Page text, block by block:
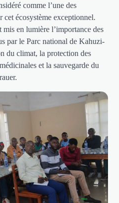
comme l’une des
cet écosystème exceptionnel.
en lumière l’importance des
par le Parc national de Kahuzi-
du climat, la protection des
et la sauvegarde du